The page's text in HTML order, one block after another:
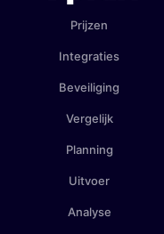
Prijzen
Integraties
Beveiliging
Vergelijk
Planning
Uitvoer
Analyse